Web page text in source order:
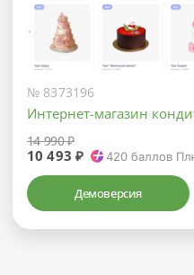
№ 8373196
Интернет-магазин
14 990 ₽
10 493 ₽ 420 баллов
Демоверсия